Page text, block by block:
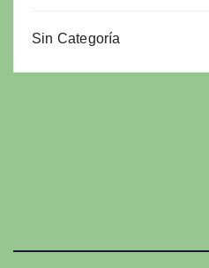
Sin Categoría